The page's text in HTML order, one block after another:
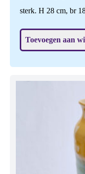
sterk. H 28 cm, br 18 cm. Pootje was er eens af, bijna
Toevoegen aan